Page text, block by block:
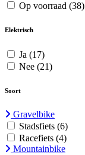
Op voorraad (38)
Elektrisch
Ja (17)
Nee (21)
Soort
Gravelbike
Stadsfiets (6)
Racefiets (4)
Mountainbike